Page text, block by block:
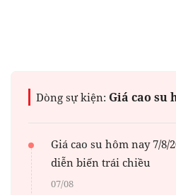
Dòng sự kiện: Giá cao su
Giá cao su hôm nay 7/8/
diễn biến trái chiều
07/08